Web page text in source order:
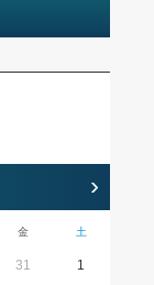
›
金 土
31 1